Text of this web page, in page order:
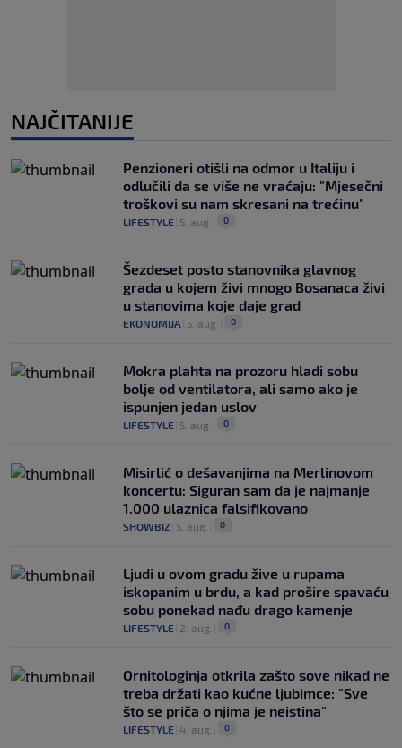
NAJČITANIJE
Penzioneri otišli na odmor u Italiju i
odlučili da se više ne vraćaju: "Mjesečni
troškovi su nam skresani na trećinu"
LIFESTYLE 5. aug. 0
Šezdeset posto stanovnika glavnog
grada u kojem živi mnogo Bosanaca živi
u stanovima koje daje grad
EKONOMIJA 5. aug. 0
Mokra plahta na prozoru hladi sobu
bolje od ventilatora, ali samo ako je
ispunjen jedan uslov
LIFESTYLE 5. aug. 0
Misirlić o dešavanjima na Merlinovom
koncertu: Siguran sam da je najmanje
1.000 ulaznica falsifikovano
SHOWBIZ 5. aug. 0
Ljudi u ovom gradu žive u rupama
iskopanim u brdu, a kad prošire spavaću
sobu ponekad nađu drago kamenje
LIFESTYLE 2. aug. 0
Ornitologinja otkrila zašto sove nikad ne
treba držati kao kućne ljubimce: "Sve
što se priča o njima je neistina"
LIFESTYLE 4. aug. 0